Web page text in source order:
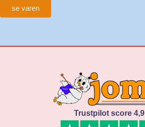
se varen
Trustpilot score 4,9